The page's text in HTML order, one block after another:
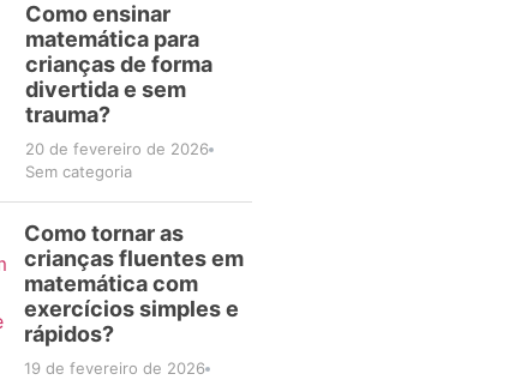
Como ensinar
matemática para
crianças de forma
divertida e sem
trauma?
20 de fevereiro de 2026
Sem categoria
Como tornar as
crianças fluentes em
matemática com
exercícios simples e
rápidos?
19 de fevereiro de 2026